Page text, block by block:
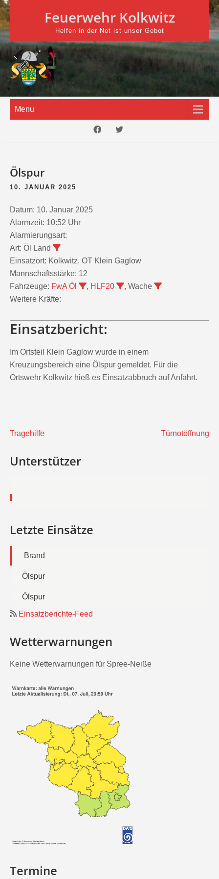
Skip
to
content
Feuerwehr Kolkwitz
Helfen in der Not ist unser Gebot
Menu
Ölspur
10. JANUAR 2025
Datum: 10. Januar 2025
Alarmzeit: 10:52 Uhr
Alarmierungsart:
Art: Öl Land
Einsatzort: Kolkwitz, OT Klein Gaglow
Mannschaftsstärke: 12
Fahrzeuge: FwA Öl , HLF20
, Wache
Weitere Kräfte:
Einsatzbericht:
Im Ortsteil Klein Gaglow wurde in einem
Kreuzungsbereich eine Ölspur gemeldet. Für die
Ortswehr Kolkwitz hieß es Einsatzabbruch auf Anfahrt.
Beitragsnavigation
Tragehilfe Türnotöffnung
Unterstützer
Letzte Einsätze
Brand
Ölspur
Ölspur
Einsatzberichte-Feed
Wetterwarnungen
Keine Wetterwarnungen für Spree-Neiße
Termine